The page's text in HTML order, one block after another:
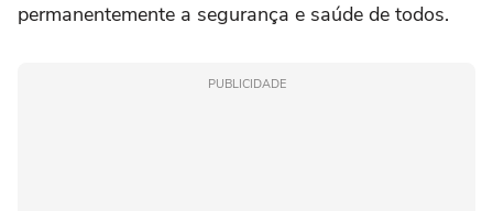
permanentemente a segurança e saúde de todos.
PUBLICIDADE